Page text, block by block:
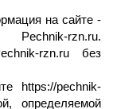
на сайте -
Pechnik-rzn.ru.
rzn.ru без
https://pechnik-
определяемой